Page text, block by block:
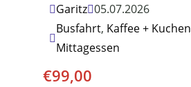
Garitz 05.07.2026
Busfahrt, Kaffee + Kuchen
Mittagessen
€99,00